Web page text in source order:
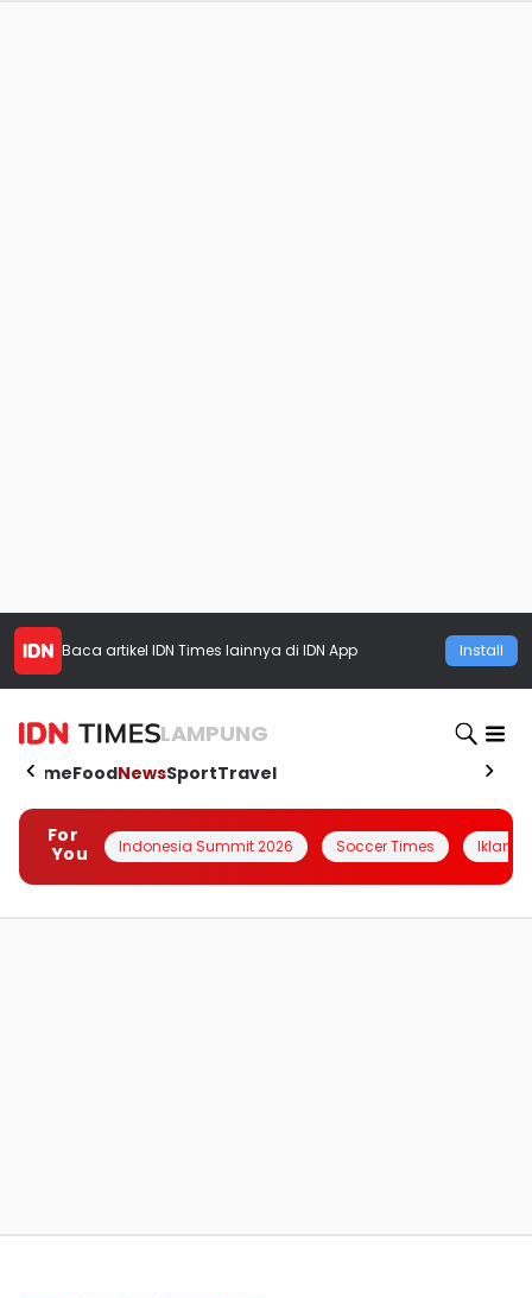
Baca artikel IDN Times lainnya di IDN App Install
LAMPUNG
HomeFoodNewsSportTravel
For
You
Indonesia Summit 2026 Soccer Times Iklanin